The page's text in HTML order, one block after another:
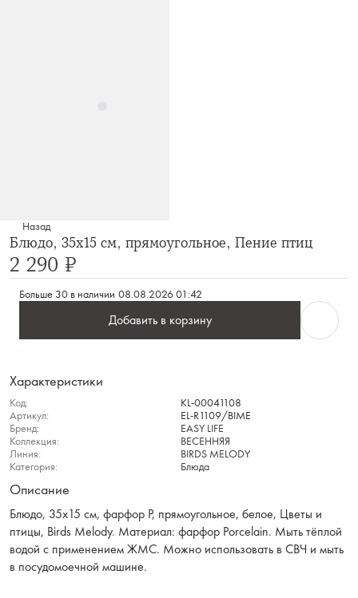
Назад
Блюдо, 35x15 см, прямоугольное, Пение птиц
2 290 ₽
Больше 30 в наличии 08.08.2026 01:42
Добавить в корзину
Характеристики
Код:
KL-00041108
Артикул:
EL-R1109/BIME
Бренд:
EASY LIFE
Коллекция:
ВЕСЕННЯЯ
Линия:
BIRDS MELODY
Категория:
Блюда
Описание
Блюдо, 35х15 см, фарфор P, прямоугольное, белое, Цветы и
птицы, Birds Melody. Материал: фарфор Рorcelain. Мыть тёплой
водой с применением ЖМС. Можно использовать в СВЧ и мыть
в посудомоечной машине.